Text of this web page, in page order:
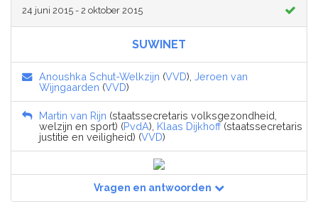
24 juni 2015 - 2 oktober 2015
SUWINET
Anoushka Schut-Welkzijn (VVD), Jeroen van
Wijngaarden (VVD)
Martin van Rijn (staatssecretaris volksgezondheid,
welzijn en sport) (PvdA), Klaas Dijkhoff(staatssecretaris
justitie en veiligheid) (VVD)
Vragen en antwoorden